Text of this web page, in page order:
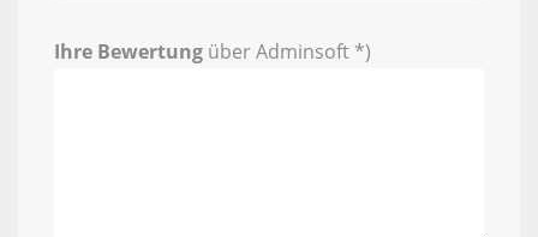
Ihre Bewertung über Adminsoft *)